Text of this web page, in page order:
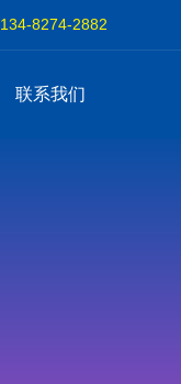
134-8274-2882
联系我们